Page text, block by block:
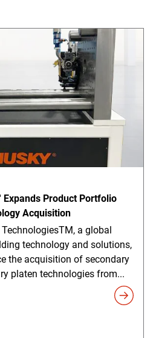
Expands Product Portfolio
Acquisition
a global
technology and solutions,
the acquisition of secondary
platen technologies from...